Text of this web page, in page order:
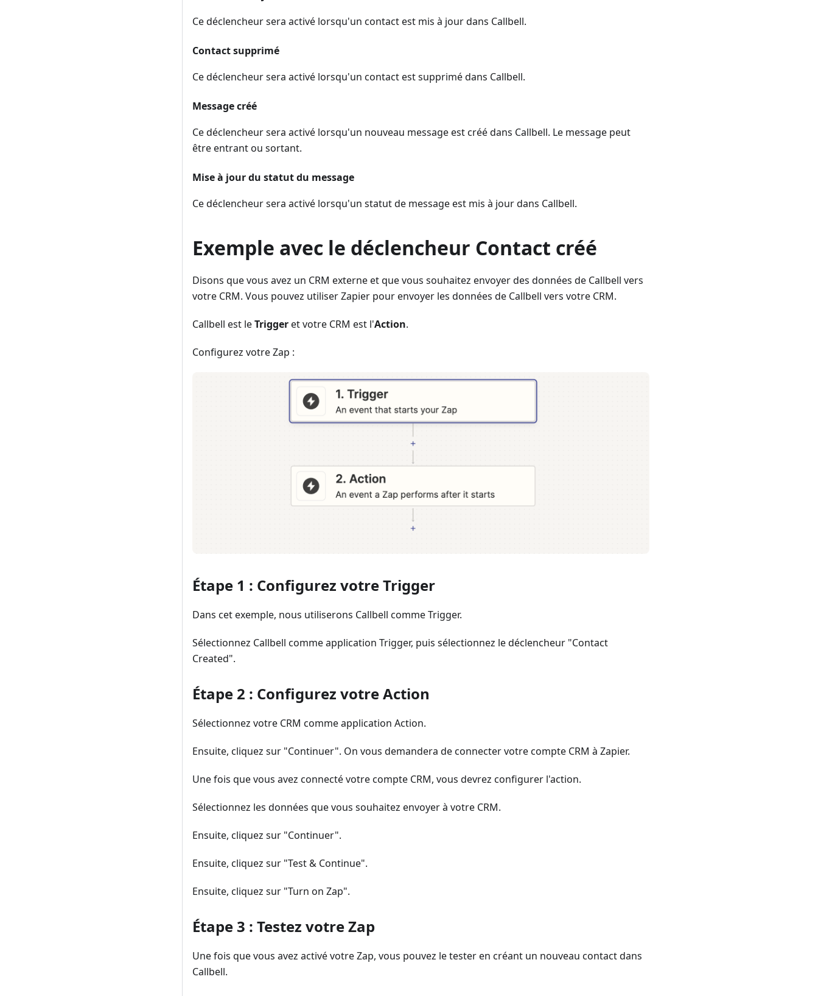
Ce déclencheur sera activé lorsqu'un contact est mis à jour dans Callbell.
Contact supprimé
Ce déclencheur sera activé lorsqu'un contact est supprimé dans Callbell.
Message créé
Ce déclencheur sera activé lorsqu'un nouveau message est créé dans Callbell. Le message peut
être entrant ou sortant.
Mise à jour du statut du message
Ce déclencheur sera activé lorsqu'un statut de message est mis à jour dans Callbell.
Exemple avec le déclencheur Contact créé
Disons que vous avez un CRM externe et que vous souhaitez envoyer des données de Callbell vers
votre CRM. Vous pouvez utiliser Zapier pour envoyer les données de Callbell vers votre CRM.
Callbell est leTriggeret votre CRM est l'Action.
Configurez votre Zap :
Étape 1 : Configurez votre Trigger
Dans cet exemple, nous utiliserons Callbell comme Trigger.
Sélectionnez Callbell comme application Trigger, puis sélectionnez le déclencheur "Contact
Created".
Étape 2 : Configurez votre Action
Sélectionnez votre CRM comme application Action.
Ensuite, cliquez sur "Continuer". On vous demandera de connecter votre compte CRM à Zapier.
Une fois que vous avez connecté votre compte CRM, vous devrez configurer l'action.
Sélectionnez les données que vous souhaitez envoyer à votre CRM.
Ensuite, cliquez sur "Continuer".
Ensuite, cliquez sur "Test & Continue".
Ensuite, cliquez sur "Turn on Zap".
Étape 3 : Testez votre Zap
Une fois que vous avez activé votre Zap, vous pouvez le tester en créant un nouveau contact dans
Callbell.